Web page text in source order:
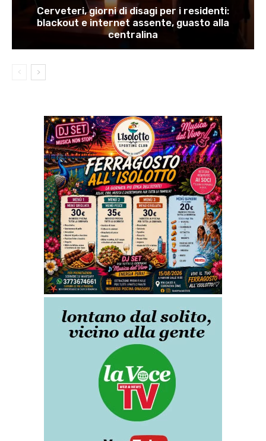
Cerveteri, giorni di disagi per i residenti:
blackout e internet assente, guasto alla
centralina